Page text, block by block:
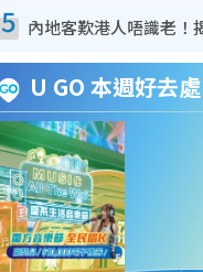
5
U GO 本週好去處